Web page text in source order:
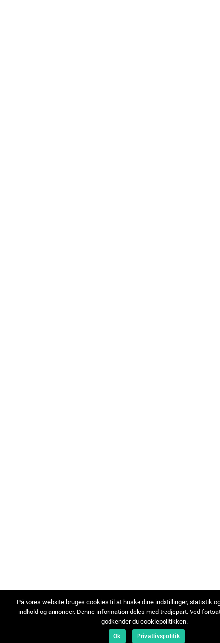
På vores website bruges cookies til at huske dine indstillinger, statistik
indhold og annoncer. Denne information deles med tredjepart. Ved
godkender du cookiepolitikken.
Ok Privatlivspolitik